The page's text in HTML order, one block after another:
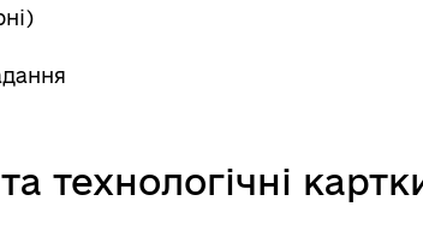
технологічні